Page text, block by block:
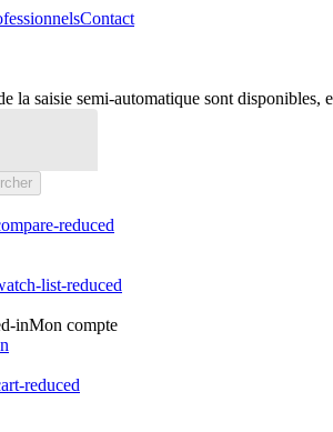
Contact
la saisie semi-automatique sont
Mon compte